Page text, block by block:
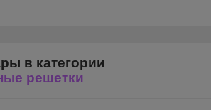
в категории
решетки